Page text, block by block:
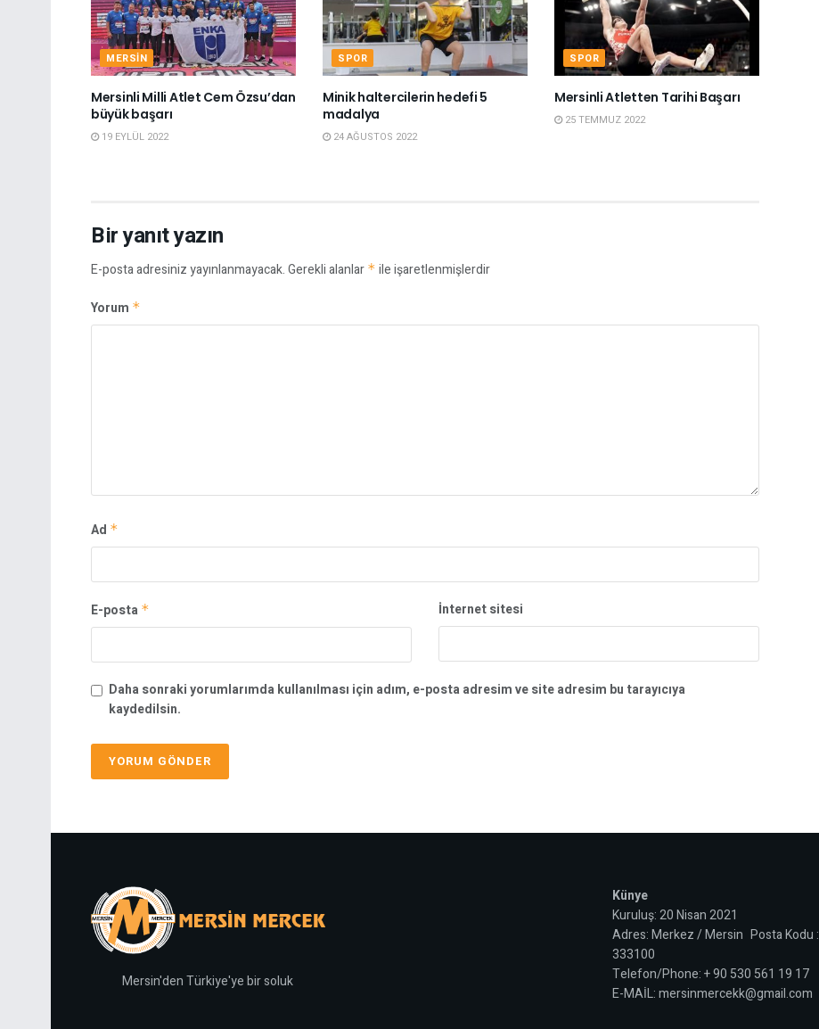
MERSIN
Mersinli Milli Atlet Cem Özsu’dan
büyük başarı
19 EYLÜL 2022
SPOR
Minik haltercilerin hedefi 5
madalya
24 AĞUSTOS 2022
SPOR
Mersinli Atletten Tarihi Başarı
25 TEMMUZ 2022
Bir yanıt yazın
E-posta adresiniz yayınlanmayacak.Gerekli alanlar * ile işaretlenmişlerdir
Yorum *
Ad *
E-posta * İnternet sitesi
Daha sonraki yorumlarımda kullanılması için adım, e-posta adresim ve site adresim bu tarayıcıya
kaydedilsin.
Mersin'den Türkiye'ye bir soluk
Künye
Kuruluş: 20 Nisan 2021
Adres: Merkez / Mersin Posta Kodu :
333100
Telefon/Phone: + 90 530 561 19 17
E-MAİL: mersinmercekk@gmail.com